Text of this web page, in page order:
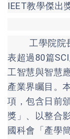
IEET教學傑出
工學院院長
表超過80篇
工智慧與智慧
產業界矚目。
項，包含日前
獎」、以整合
國科會「產學